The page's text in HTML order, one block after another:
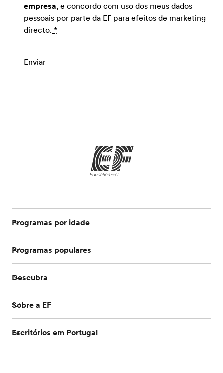
empresa, e concordo com uso dos meus dados
pessoais por parte da EF para efeitos de marketing
directo. *
Enviar
Programas por idade
Programas populares
Descubra
Sobre a EF
Escritórios em Portugal